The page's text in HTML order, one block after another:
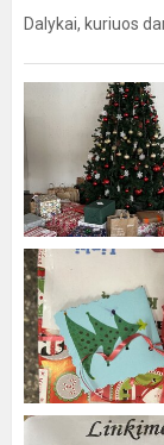
Dalykai, kuriuos